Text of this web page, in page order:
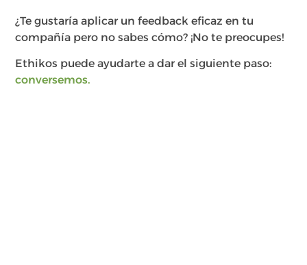
¿Te gustaría aplicar un feedback eficaz en tu
compañía pero no sabes cómo? ¡No te preocupes!
Ethikos puede ayudarte a dar el siguiente paso:
conversemos.